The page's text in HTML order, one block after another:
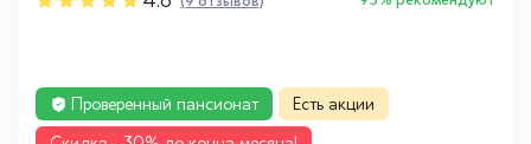
Проверенный пансионат
Есть акции